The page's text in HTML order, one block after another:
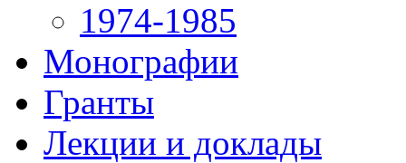
1974-1985
Монографии
Гранты
Лекции и доклады